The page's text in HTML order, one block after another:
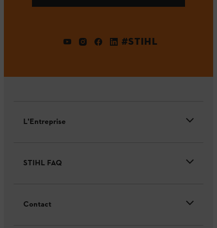
#STIHL
L'Entreprise
STIHL FAQ
Contact